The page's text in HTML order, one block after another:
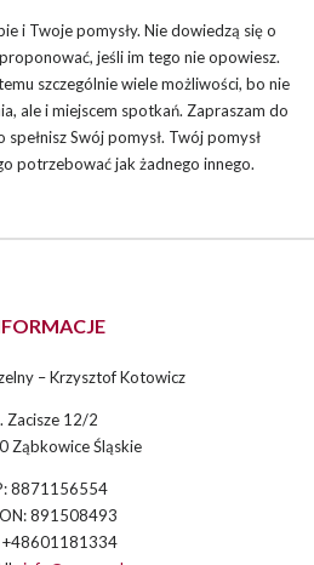
i Twoje pomysły. Nie dowiedzą się o
jeśli im tego nie opowiesz.
szczególnie wiele możliwości, bo nie
ale i miejscem spotkań. Zapraszam do
spełnisz Swój pomysł. Twój pomysł
potrzebować jak żadnego innego.
– Krzysztof Kotowicz
Zacisze 12/2
Ząbkowice Śląskie
8871156554
891508493
+48601181334